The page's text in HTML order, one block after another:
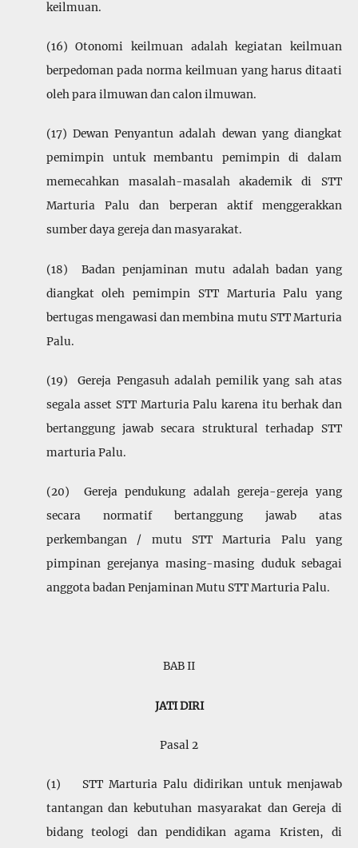
keilmuan.
(16) Otonomi keilmuan adalah kegiatan keilmuan
berpedoman pada norma keilmuan yang harus ditaati
oleh para ilmuwan dan calon ilmuwan.
(17) Dewan Penyantun adalah dewan yang diangkat
pemimpin untuk membantu pemimpin di dalam
memecahkan masalah-masalah akademik di STT
Marturia Palu dan berperan aktif menggerakkan
sumber daya gereja dan masyarakat.
(18) Badan penjaminan mutu adalah badan yang
diangkat oleh pemimpin STT Marturia Palu yang
bertugas mengawasi dan membina mutu STT Marturia
Palu.
(19) Gereja Pengasuh adalah pemilik yang sah atas
segala asset STT Marturia Palu karena itu berhak dan
bertanggung jawab secara struktural terhadap STT
marturia Palu.
(20) Gereja pendukung adalah gereja-gereja yang
secara normatif bertanggung jawab atas
perkembangan / mutu STT Marturia Palu yang
pimpinan gerejanya masing-masing duduk sebagai
anggota badan Penjaminan Mutu STT Marturia Palu.
BAB II
JATI DIRI
Pasal 2
(1) STT Marturia Palu didirikan untuk menjawab
tantangan dan kebutuhan masyarakat dan Gereja di
bidang teologi dan pendidikan agama Kristen, di